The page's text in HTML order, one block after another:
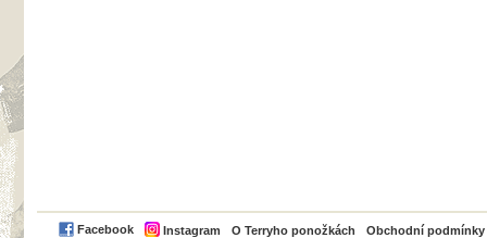
Facebook Instagram O Terryho ponožkách Obchodní podmínky
PayPal